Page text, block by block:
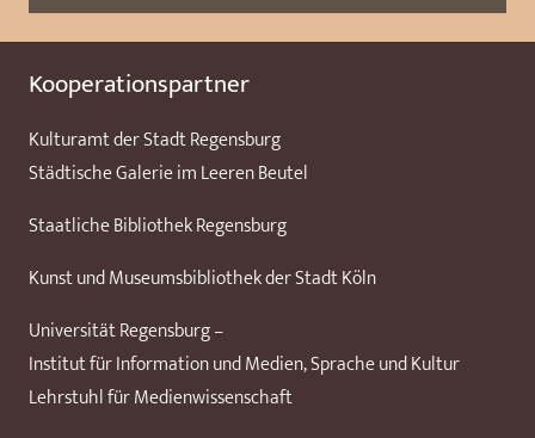
Kooperationspartner
Kulturamt der Stadt Regensburg
Städtische Galerie im Leeren Beutel
Staatliche Bibliothek Regensburg
Kunst und Museumsbibliothek der Stadt Köln
Universität Regensburg –
Institut für Information und Medien, Sprache und Kultur
Lehrstuhl für Medienwissenschaft